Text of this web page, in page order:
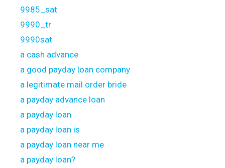
9985_sat
9990_tr
9990sat
a cash advance
a good payday loan company
a legitimate mail order bride
a payday advance loan
a payday loan
a payday loan is
a payday loan near me
a payday loan?